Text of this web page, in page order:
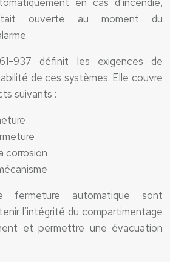
ouverte au moment du
937 définit les exigences de
de ces systèmes. Elle couvre
suivants :
corrosion
fermeture automatique sont
l’intégrité du compartimentage
et permettre une évacuation